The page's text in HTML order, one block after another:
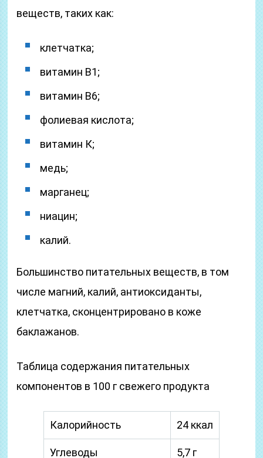
веществ, таких как:
клетчатка;
витамин В1;
витамин В6;
фолиевая кислота;
витамин К;
медь;
марганец;
ниацин;
калий.
Большинство питательных веществ, в том
числе магний, калий, антиоксиданты,
клетчатка, сконцентрировано в коже
баклажанов.
Таблица содержания питательных
компонентов в 100 г свежего продукта
Калорийность 24 ккал
Углеводы 5,7 г